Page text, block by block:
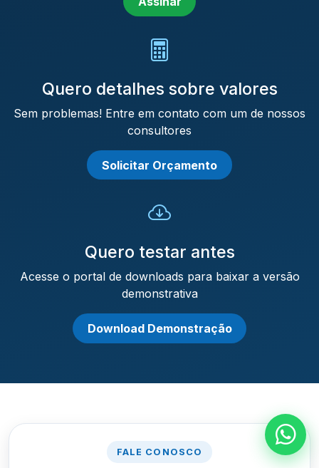
Quero detalhes sobre valores
Sem problemas! Entre em contato com um de nossos
consultores
Solicitar Orçamento
Quero testar antes
Acesse o portal de downloads para baixar a versão
demonstrativa
Download Demonstração
FALE CONOSCO